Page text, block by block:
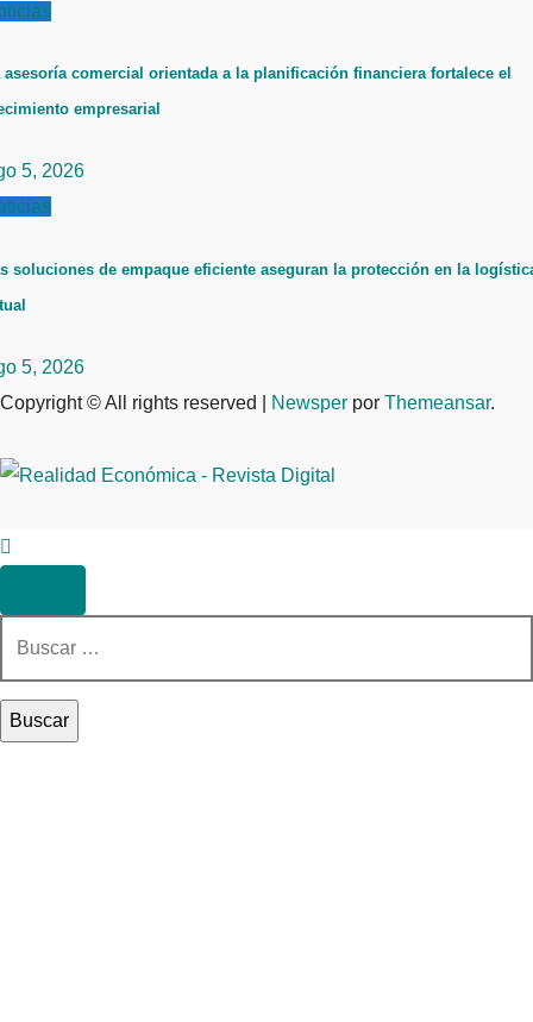
asesoría comercial orientada a la planificación financiera fortalece el
empresarial
5, 2026
soluciones de empaque eficiente aseguran la protección en la
5, 2026
Copyright © All rights reserved
Newsper por Themeansar.